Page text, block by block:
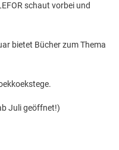
schaut vorbei und
bietet Bücher zum Thema
Juli geöffnet!)